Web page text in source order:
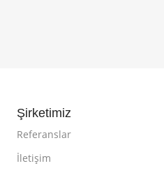
Şirketimiz
Referanslar
İletişim